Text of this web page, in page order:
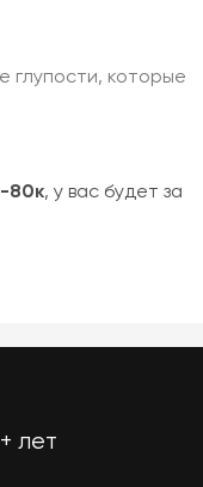
глупости, которые
80к, у вас будет за
лет